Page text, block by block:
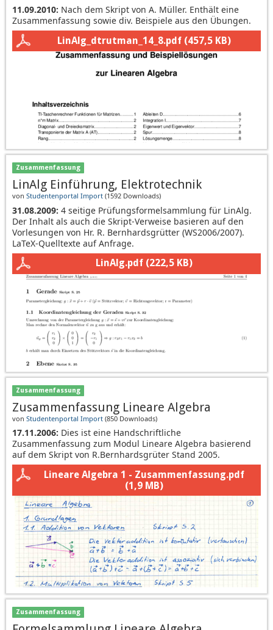
11.09.2010: Nach dem Skript von A. Müller. Enthält eine
Zusammenfassung sowie div. Beispiele aus den Übungen.
LinAlg_dtrutman_14_8.pdf (457,5 KB)
Zusammenfassung
LinAlg Einführung, Elektrotechnik
von Studentenportal Import (1592 Downloads)
31.08.2009: 4 seitige Prüfungsformelsammlung für LinAlg.
Der Inhalt als auch die Skript-Verweise basieren auf den
Vorlesungen von Hr. R. Bernhardsgrütter (WS2006/2007).
LaTeX-Quelltexte auf Anfrage.
LinAlg.pdf (222,5 KB)
Zusammenfassung
Zusammenfassung Lineare Algebra
von Studentenportal Import (850 Downloads)
17.11.2006: Dies ist eine Handschriftliche
Zusammenfassung zum Modul Lineare Algebra basierend
auf dem Skript von R.Bernhardsgrüter Stand 2005.
Lineare Algebra 1 - Zusammenfassung.pdf
(1,9 MB)
Zusammenfassung